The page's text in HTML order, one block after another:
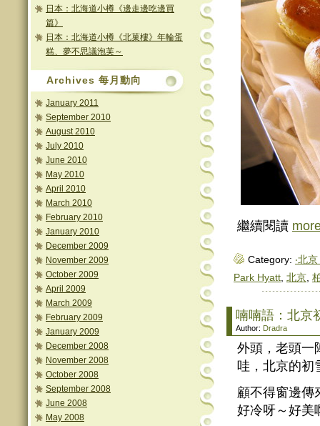
日本：北海道小樽《邊走邊吃邊買
篇》
日本：北海道小樽《北菓樓》年輪蛋
糕、夢不思議泡芙～
Archives 每月動向
January 2011
September 2010
August 2010
July 2010
June 2010
May 2010
April 2010
March 2010
February 2010
January 2010
December 2009
November 2009
October 2009
April 2009
March 2009
February 2009
January 2009
December 2008
November 2008
October 2008
September 2008
June 2008
May 2008
繼續閱讀
Category: ‧北
Park Hyatt, 北京,
喃喃語：北京
Author: Dradra
外頭，老頭一
哇，北京的初
顧不得窗邊傳
好冷呀～好美